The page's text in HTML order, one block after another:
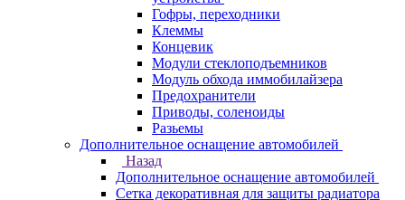
Гофры, переходники
Клеммы
Концевик
Модули стеклоподъемников
Модуль обхода иммобилайзера
Предохранители
Приводы, соленоиды
Разьемы
Дополнительное оснащение автомобилей
Назад
Дополнительное оснащение автомобилей
Сетка декоративная для защиты радиатора